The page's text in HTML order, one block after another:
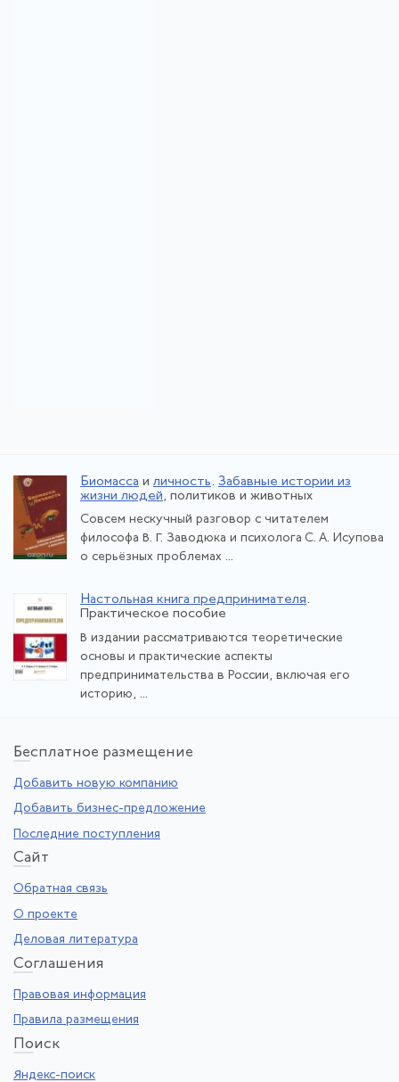
Биомасса и личность. Забавные истории из
жизни людей, политиков и животных
Совсем нескучный разговор с читателем
философа В. Г. Заводюка и психолога С. А. Исупова
о серьёзных проблемах ...
Настольная книга предпринимателя.
Практическое пособие
В издании рассматриваются теоретические
основы и практические аспекты
предпринимательства в России, включая его
историю, ...
Бесплатное размещение
Добавить новую компанию
Добавить бизнес-предложение
Последние поступления
Сайт
Обратная связь
О проекте
Деловая литература
Соглашения
Правовая информация
Правила размещения
Поиск
Яндекс-поиск